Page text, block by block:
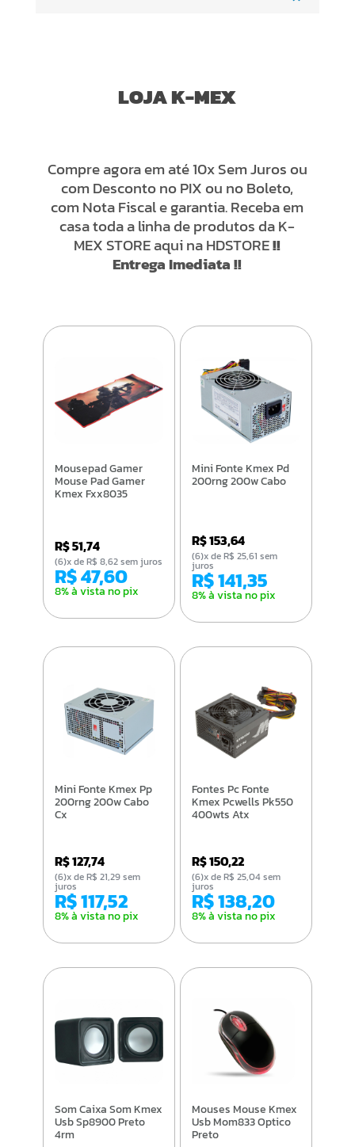
LOJA K-MEX
Compre agora em até 10x Sem Juros ou
com Desconto no PIX ou no Boleto,
com Nota Fiscal e garantia. Receba em
casa toda a linha de produtos da K-
MEX STORE aqui na HDSTORE!!
Entrega Imediata !!
Mousepad Gamer
Mouse Pad Gamer
Kmex Fxx8035
R$ 51,74
R$ 47,60
8% à vista no pix
(6)x de R$ 8,62 sem juros
Mini Fonte Kmex Pd
200rng 200w Cabo
R$ 153,64
R$ 141,35
8% à vista no pix
(6)x de R$ 25,61 sem
juros
Mini Fonte Kmex Pp
200rng 200w Cabo
Cx
R$ 127,74
R$ 117,52
8% à vista no pix
(6)x de R$ 21,29 sem
juros
Fontes Pc Fonte
Kmex Pcwells Pk550
400wts Atx
R$ 150,22
R$ 138,20
8% à vista no pix
(6)x de R$ 25,04 sem
juros
Som Caixa Som Kmex
Usb Sp8900 Preto
4rm
Mouses Mouse Kmex
Usb Mom833 Optico
Preto